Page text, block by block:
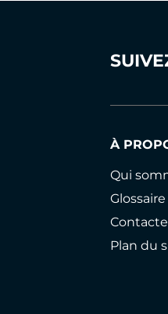
À
Qui
Glossaire
Plan du